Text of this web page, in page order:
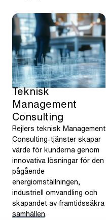
Teknisk
Management
Consulting
Rejlers teknisk Management
Consulting-tjänster skapar
värde för kunderna genom
innovativa lösningar för den
pågående
energiomställningen,
industriell omvandling och
skapandet av framtidssäkra
samhällen.